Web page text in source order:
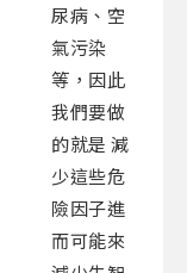
尿病、空
氣污染
等，因此
我們要做
的就是 減
少這些危
險因子進
而可能來